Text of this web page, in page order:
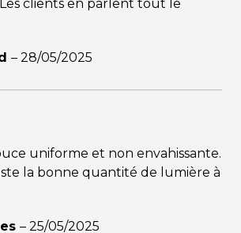
clients en parlent tout le
– 28/05/2025
uniforme et non envahissante.
la bonne quantité de lumière à
– 25/05/2025